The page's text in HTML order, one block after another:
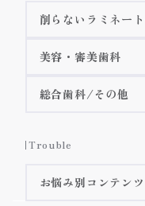
削らないラミネー
削らないラミネート
削らないラミネー
美容・審美歯科
3Dデジタルマウス
詳細ページへ
インビザライン
総合歯科/その他
歯周病治療
Trouble
お悩み別コンテンツ